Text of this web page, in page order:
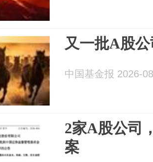
又一批A股
中国基金报 2026-
2家A股公司
案